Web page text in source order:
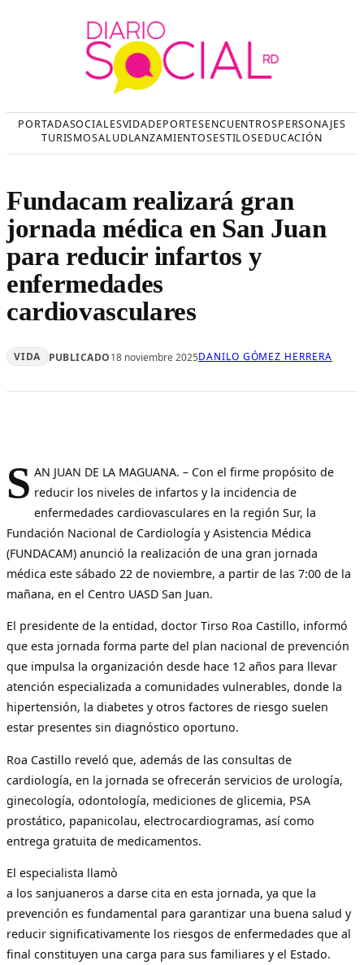
PORTADASOCIALESVIDADEPORTESENCUENTROSPERSONAJES
TURISMOSALUDLANZAMIENTOSESTILOSEDUCACIÓN
Fundacam realizará gran
jornada médica en San Juan
para reducir infartos y
enfermedades
cardiovasculares
VIDA PUBLICADO18 noviembre 2025DANILO GÓMEZ HERRERA
S AN JUAN DE LA MAGUANA. – Con el firme propósito de
reducir los niveles de infartos y la incidencia de
enfermedades cardiovasculares en la región Sur, la
Fundación Nacional de Cardiología y Asistencia Médica
(FUNDACAM) anunció la realización de una gran jornada
médica este sábado 22 de noviembre, a partir de las 7:00 de la
mañana, en el Centro UASD San Juan.
El presidente de la entidad, doctor Tirso Roa Castillo, informó
que esta jornada forma parte del plan nacional de prevención
que impulsa la organización desde hace 12 años para llevar
atención especializada a comunidades vulnerables, donde la
hipertensión, la diabetes y otros factores de riesgo suelen
estar presentes sin diagnóstico oportuno.
Roa Castillo reveló que, además de las consultas de
cardiología, en la jornada se ofrecerán servicios de urología,
ginecología, odontología, mediciones de glicemia, PSA
prostático, papanicolau, electrocardiogramas, así como
entrega gratuita de medicamentos.
El especialista llamò
a los sanjuaneros a darse cita en esta jornada, ya que la
prevención es fundamental para garantizar una buena salud y
reducir significativamente los riesgos de enfermedades que al
final constituyen una carga para sus familiares y el Estado.